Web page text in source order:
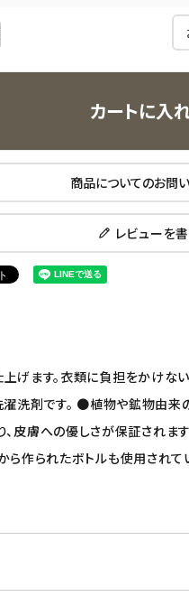
カートに入
商品についてのお問
レビューを書
げます。衣類に負担をかけな
濯洗剤です。 ●植物や鉱物由
皮膚への優しさが保証されま
作られたボトルも使用され